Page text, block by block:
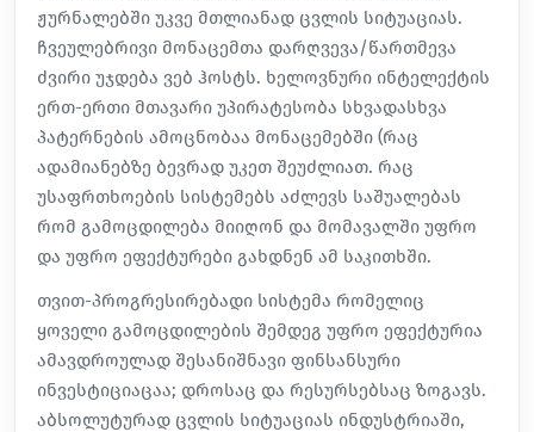
ჟურნალებში უკვე მთლიანად ცვლის სიტუაციას.
ჩვეულებრივი მონაცემთა დარღვევა/წართმევა
ძვირი უჯდება ვებ ჰოსტს. ხელოვნური ინტელექტის
ერთ-ერთი მთავარი უპირატესობა სხვადასხვა
პატერნების ამოცნობაა მონაცემებში (რაც
ადამიანებზე ბევრად უკეთ შეუძლიათ. რაც
უსაფრთხოების სისტემებს აძლევს საშუალებას
რომ გამოცდილება მიიღონ და მომავალში უფრო
და უფრო ეფექტურები გახდნენ ამ საკითხში.
თვით-პროგრესირებადი სისტემა რომელიც
ყოველი გამოცდილების შემდეგ უფრო ეფექტურია
ამავდროულად შესანიშნავი ფინსანსური
ინვესტიციაცაა; დროსაც და რესურსებსაც ზოგავს.
აბსოლუტურად ცვლის სიტუაციას ინდუსტრიაში,